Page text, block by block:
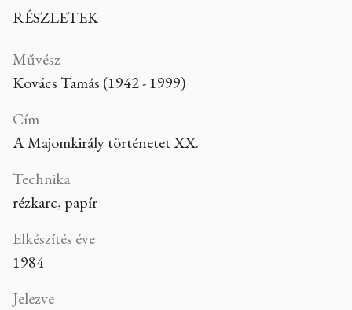
RÉSZLETEK
Művész
Kovács Tamás (1942 - 1999)
Cím
A Majomkirály történetet XX.
Technika
rézkarc, papír
Elkészítés éve
1984
Jelezve